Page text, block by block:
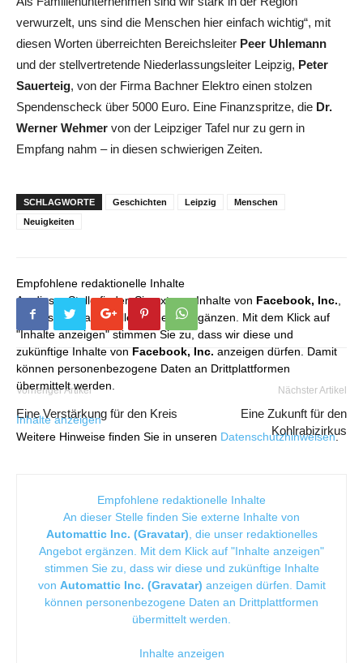
verwurzelt, uns sind die Menschen hier einfach wichtig“, mit
diesen Worten überreichten Bereichsleiter Peer Uhlemann
und der stellvertretende Niederlassungsleiter Leipzig, Peter
Sauerteig, von der Firma Bachner Elektro einen stolzen
Spendenscheck über 5000 Euro. Eine Finanzspritze, die Dr.
Werner Wehmer von der Leipziger Tafel nur zu gern in
Empfang nahm – in diesen schwierigen Zeiten.
SCHLAGWORTE Geschichten Leipzig
Menschen
Neuigkeiten
Empfohlene redaktionelle Inhalte
An dieser Stelle finden Sie externe Inhalte von Facebook, Inc.
die unser redaktionelles Angebot ergänzen. Mit dem Klick auf
"Inhalte anzeigen" stimmen Sie zu, dass wir diese und
zukünftige Inhalte von Facebook, Inc. anzeigen dürfen. Damit
können personenbezogene Daten an Drittplattformen
übermittelt werden.
Inhalte anzeigen
Weitere Hinweise finden Sie in unseren Datenschutzhinweisen.
Vorheriger Artikel
Eine Verstärkung für den Kreis
Nächster Artikel
Eine Zukunft für den
Kohlrabizirkus
Empfohlene redaktionelle Inhalte
An dieser Stelle finden Sie externe Inhalte von
Automattic Inc. (Gravatar) , die unser redaktionelles
Angebot ergänzen. Mit dem Klick auf "Inhalte anzeigen"
stimmen Sie zu, dass wir diese und zukünftige Inhalte
von Automattic Inc. (Gravatar) anzeigen dürfen. Damit
können personenbezogene Daten an Drittplattformen
übermittelt werden.
Inhalte anzeigen